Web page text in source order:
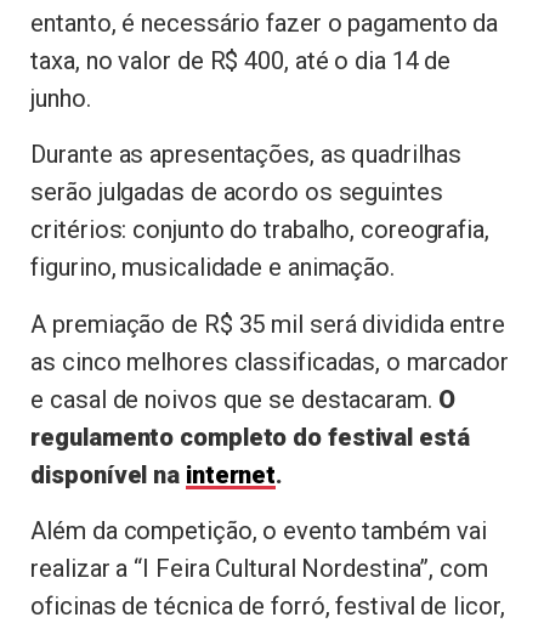
entanto, é necessário fazer o pagamento da
taxa, no valor de R$ 400, até o dia 14 de
junho.
Durante as apresentações, as quadrilhas
serão julgadas de acordo os seguintes
critérios: conjunto do trabalho, coreografia,
figurino, musicalidade e animação.
A premiação de R$ 35 mil será dividida entre
as cinco melhores classificadas, o marcador
e casal de noivos que se destacaram. O
regulamento completo do festival está
disponível na internet.
Além da competição, o evento também vai
realizar a “I Feira Cultural Nordestina”, com
oficinas de técnica de forró, festival de licor,